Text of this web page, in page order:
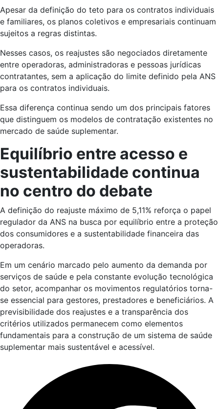
Apesar da definição do teto para os contratos individuais
e familiares, os planos coletivos e empresariais continuam
sujeitos a regras distintas.
Nesses casos, os reajustes são negociados diretamente
entre operadoras, administradoras e pessoas jurídicas
contratantes, sem a aplicação do limite definido pela ANS
para os contratos individuais.
Essa diferença continua sendo um dos principais fatores
que distinguem os modelos de contratação existentes no
mercado de saúde suplementar.
Equilíbrio entre acesso e
sustentabilidade continua
no centro do debate
A definição do reajuste máximo de 5,11% reforça o papel
regulador da ANS na busca por equilíbrio entre a proteção
dos consumidores e a sustentabilidade financeira das
operadoras.
Em um cenário marcado pelo aumento da demanda por
serviços de saúde e pela constante evolução tecnológica
do setor, acompanhar os movimentos regulatórios torna-
se essencial para gestores, prestadores e beneficiários. A
previsibilidade dos reajustes e a transparência dos
critérios utilizados permanecem como elementos
fundamentais para a construção de um sistema de saúde
suplementar mais sustentável e acessível.